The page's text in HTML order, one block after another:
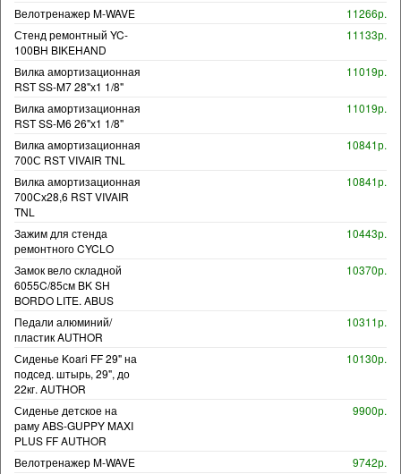
Велотренажер M-WAVE
11266р.
Стенд ремонтный YC-
100BH BIKEHAND
11133р.
Вилка амортизационная
RST SS-M7 28"х1 1/8"
11019р.
Вилка амортизационная
RST SS-M6 26"х1 1/8"
11019р.
Вилка амортизационная
700С RST VIVAIR TNL
10841р.
Вилка амортизационная
700Сх28,6 RST VIVAIR
TNL
10841р.
Зажим для стенда
ремонтного CYCLO
10443р.
Замок вело складной
6055C/85см BK SH
BORDO LITE. ABUS
10370р.
Педали алюминий/
пластик AUTHOR
10311р.
Сиденье Koari FF 29" на
подсед. штырь, 29", до
22кг. AUTHOR
10130р.
Сиденье детское на
раму ABS-GUPPY MAXI
PLUS FF AUTHOR
9900р.
Велотренажер M-WAVE
9742р.